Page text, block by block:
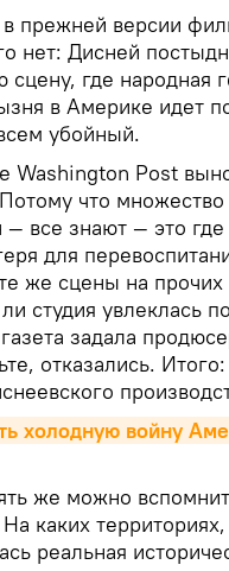
прежней версии
нет: Дисней
где народная
в Америке идет
убойный.
Washington Post
что
— все знают — это
для
же сцены на
студия увлеклась
задала
отказались.
холодную войну
же можно
каких
реальная